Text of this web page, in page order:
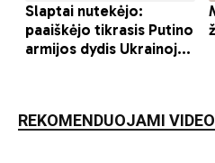
REKOMENDUOJAMI VIDEO